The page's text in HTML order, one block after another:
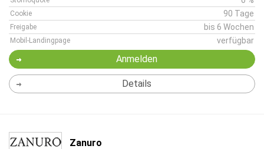
Cookie 90 Tage
Freigabe bis 6 Wochen
Mobil-Landingpage verfügbar
Anmelden
Details
Zanuro